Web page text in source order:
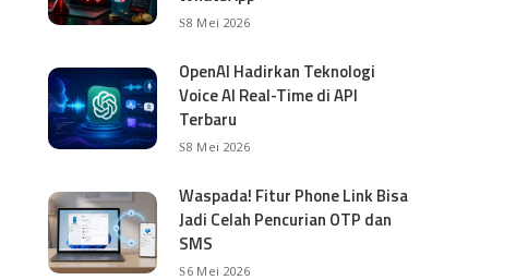
8 Mei 2026
OpenAI Hadirkan Teknologi
Voice AI Real-Time di API
Terbaru
8 Mei 2026
Waspada! Fitur Phone Link Bisa
Jadi Celah Pencurian OTP dan
SMS
6 Mei 2026